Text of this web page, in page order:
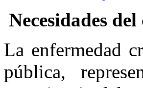
Necesidades
La enfermedad
pública,